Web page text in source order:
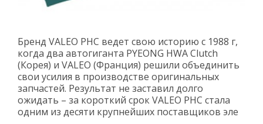
Бренд VALEO PHC ведет свою историю с 1988 г,
когда два автогиганта PYEONG HWA Clutch
(Корея) и VALEO (Франция) решили объединить
свои усилия в производстве оригинальных
запчастей. Результат не заставил долго
ожидать – за короткий срок VALEO PHC стала
одним из десяти крупнейших поставщиков эле